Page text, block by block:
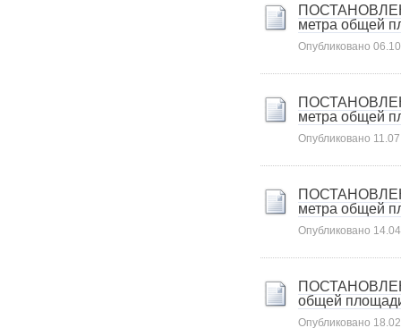
метра общей
Опубликовано
метра общей
Опубликовано
метра общей
Опубликовано
общей площади
Опубликовано